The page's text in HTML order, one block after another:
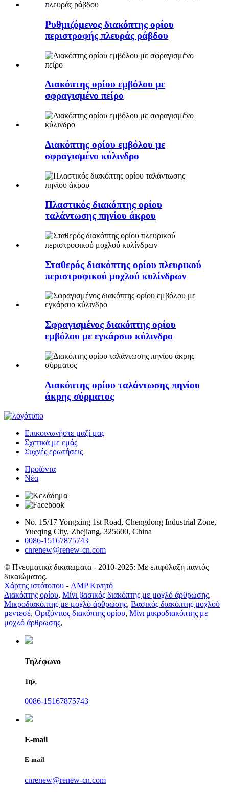
Ρυθμιζόμενος διακόπτης ορίου
περιστροφής πλευράς ράβδου
Διακόπτης ορίου εμβόλου με
σφραγισμένο πείρο
Διακόπτης ορίου εμβόλου με
σφραγισμένο κύλινδρο
Πλαστικός διακόπτης ορίου
ταλάντωσης πηνίου άκρου
Σταθερός διακόπτης ορίου πλευρικού
περιστροφικού μοχλού κυλίνδρων
Σφραγισμένος διακόπτης ορίου
εμβόλου με εγκάρσιο κύλινδρο
Διακόπτης ορίου ταλάντωσης πηνίου
άκρης σύρματος
Επικοινωνήστε μαζί μας
Σχετικά με εμάς
Συχνές ερωτήσεις
Προϊόντα
Νέα
No. 15/17 Yongxing 1st Road, Chengdong Industrial Zone,
Yueqing City, Zhejiang, 325600, China
0086-15167875743
cnrenew@renew-cn.com
© Πνευματικά δικαιώματα - 2010-2025: Με επιφύλαξη παντός
δικαιώματος.
Χάρτης ιστότοπου - AMP Κινητό
Διακόπτης ορίου, Μίνι βασικός διακόπτης με μοχλό άρθρωσης,
Μικροδιακόπτης με μοχλό άρθρωσης, Βασικός διακόπτης μοχλού
μεντεσέ, Οριζόντιος διακόπτης ορίου, Μίνι μικροδιακόπτης με
μοχλό άρθρωσης,
Τηλέφωνο
Τηλ.
0086-15167875743
E-mail
E-mail
cnrenew@renew-cn.com